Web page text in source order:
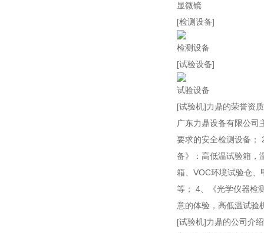
显微镜
[检测设备]
检测设备
[试验设备]
试验设备
[试验机]力鼎的荣誉资质
广东力鼎设备有限公司
要求的安全检测设备；
备》：高低温试验箱，
箱、VOC环境试验仓
等； 4、《光学仪器检
意的体验，高低温试验
[试验机]力鼎的公司介绍